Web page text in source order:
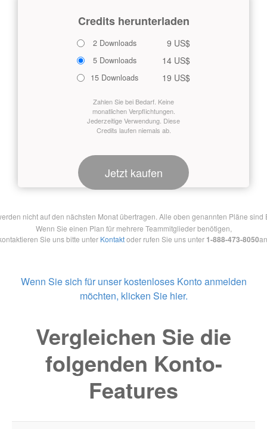
Credits herunterladen
2 Downloads 9 US$
5 Downloads 14 US$
15 Downloads 19 US$
Zahlen Sie bei Bedarf. Keine
monatlichen Verpflichtungen.
Jederzeitige Verwendung. Diese
Credits laufen niemals ab.
Jetzt kaufen
nicht auf den nächsten Monat übertragen. Alle oben genannten Pläne
Wenn Sie einen Plan für mehrere Teammitglieder benötigen,
Sie uns bitte unter Kontaktoder rufen Sie uns unter 1-888-473-8050
Wenn Sie sich für unser kostenloses Konto anmelden
möchten, klicken Sie hier.
Vergleichen Sie die
folgenden Konto-
Features